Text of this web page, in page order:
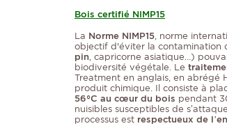
Bois certifié NIMP15
La Norme NIMP15, norme
objectif d'éviter la contamination
pin, capricorne asiatique…)
biodiversité végétale. Le
Treatment en anglais, en abrégé
produit chimique. Il consiste à
56°C au cœur du bois pendant
nuisibles susceptibles de
processus est respectueux de